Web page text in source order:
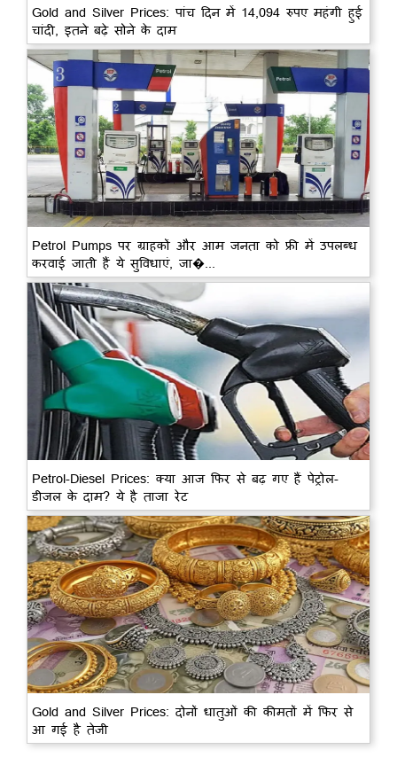
Gold and Silver Prices: पांच दिन में 14,094 रुपए महंगी हुई
चांदी, इतने बढ़े सोने के दाम
Petrol Pumps पर ग्राहकों और आम जनता को फ्री में उपलब्ध
करवाई जाती हैं ये सुविधाएं, जा�...
Petrol-Diesel Prices: क्या आज फिर से बढ़ गए हैं पेट्रोल-
डीजल के दाम? ये है ताजा रेट
Gold and Silver Prices: दोनों धातुओं की कीमतों में फिर से
आ गई है तेजी